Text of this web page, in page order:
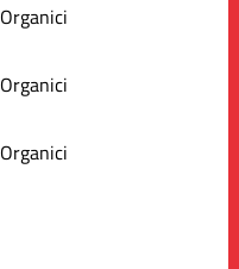
Organici
Organici
Organici